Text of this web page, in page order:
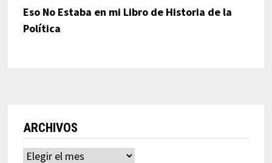
Eso No Estaba en mi Libro de Historia de la
Política
ARCHIVOS
Archivos